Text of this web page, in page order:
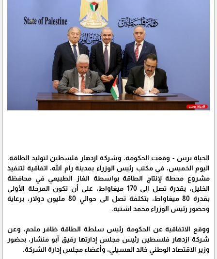
الحياة برس - وقعت الحكومة، وشركة ازدهار فلسطين لتوليد الطاقة،
اليوم الخميس، في مكتب رئيس الوزراء بمدينة رام الله، اتفاقية لتنفيذ
مشروع محطة لإنتاج الطاقة بواسطة الغاز الطبيعي في محافظة
الخليل، بقدرة تصل الى 170 ميغاواط، على أن تكون المرحلة الأولى
بقدرة 80 ميغاواط، بتكلفة تصل الى حوالي 80 مليون دولار، برعاية
وحضور رئيس الوزراء محمد اشتية.
ووقع الاتفاقية عن الحكومة رئيس سلطة الطاقة ظافر ملحم، وعن
شركة ازدهار فلسطين رئيس مجلس إدارتها رفيق أبو منشار، بحضور
وزير الاقتصاد الوطني خالد العسيلي، وأعضاء مجلس إدارة الشركة.